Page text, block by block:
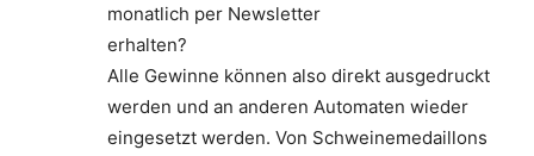
monatlich per Newsletter
erhalten?
Alle Gewinne können also direkt ausgedruckt
werden und an anderen Automaten wieder
eingesetzt werden. Von Schweinemedaillons